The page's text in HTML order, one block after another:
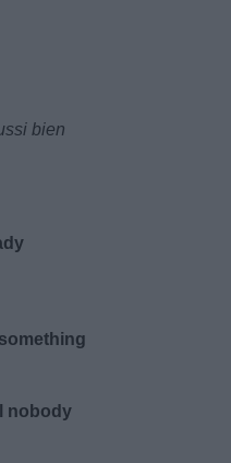
bien
nobody